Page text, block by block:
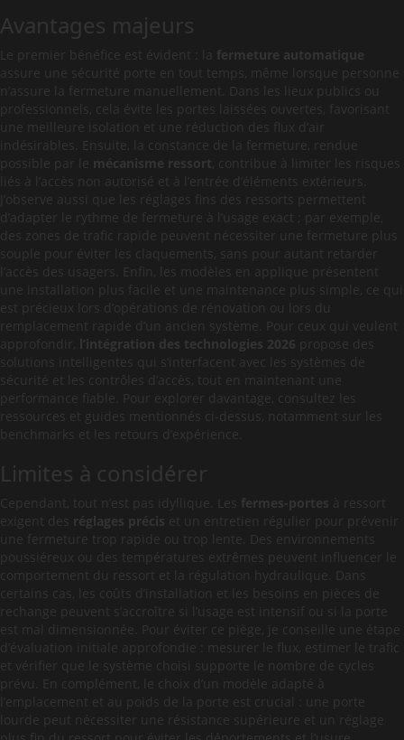
Avantages majeurs
Le premier bénéfice est évident : la
fermeture automatique
assure une sécurité porte en tout temps, même lorsque personne
n’assure la fermeture manuellement. Dans les lieux publics ou
professionnels, cela évite les portes laissées ouvertes, favorisant
une meilleure isolation et une réduction des flux d’air
indésirables. Ensuite, la constance de la fermeture, rendue
possible par le mécanisme ressort , contribue à limiter les risques
liés à l’accès non autorisé et à l’entrée d’éléments extérieurs.
J’observe aussi que les réglages fins des ressorts permettent
d’adapter le rythme de fermeture à l’usage exact ; par exemple,
des zones de trafic rapide peuvent nécessiter une fermeture plus
souple pour éviter les claquements, sans pour autant retarder
l’accès des usagers. Enfin, les modèles en applique présentent
une installation plus facile et une maintenance plus simple, ce qui
est précieux lors d’opérations de rénovation ou lors du
remplacement rapide d’un ancien système. Pour ceux qui veulent
approfondir, l’intégration des technologies 2026 propose des
solutions intelligentes qui s’interfacent avec les systèmes de
sécurité et les contrôles d’accès, tout en maintenant une
performance fiable. Pour explorer davantage, consultez les
ressources et guides mentionnés ci-dessus, notamment sur les
benchmarks et les retours d’expérience.
Limites à considérer
Cependant, tout n’est pas idyllique. Les fermes-portes à ressort
exigent des réglages précis et un entretien régulier pour prévenir
une fermeture trop rapide ou trop lente. Des environnements
poussiéreux ou des températures extrêmes peuvent influencer le
comportement du ressort et la régulation hydraulique. Dans
certains cas, les coûts d’installation et les besoins en pièces de
rechange peuvent s’accroître si l’usage est intensif ou si la porte
est mal dimensionnée. Pour éviter ce piège, je conseille une étape
d’évaluation initiale approfondie : mesurer le flux, estimer le trafic
et vérifier que le système choisi supporte le nombre de cycles
prévu. En complément, le choix d’un modèle adapté à
l’emplacement et au poids de la porte est crucial : une porte
lourde peut nécessiter une résistance supérieure et un réglage